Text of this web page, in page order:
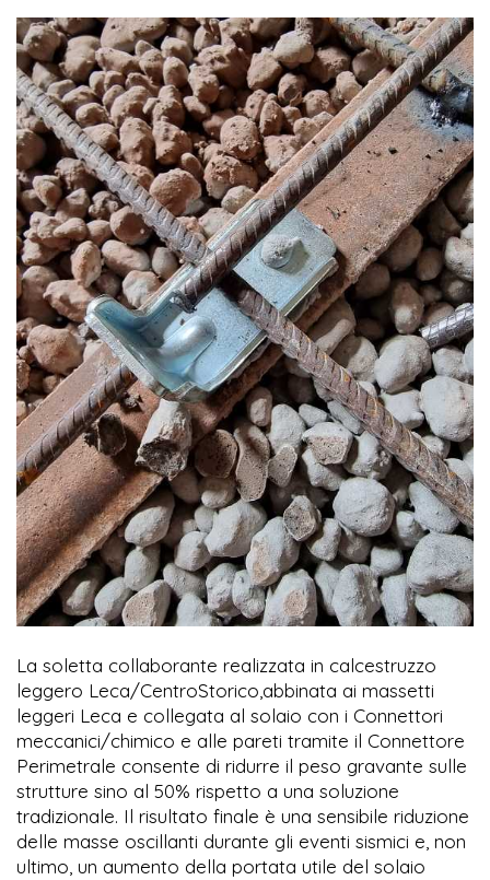
La soletta collaborante realizzata in calcestruzzo
leggero Leca/CentroStorico,abbinata ai massetti
leggeri Leca e collegata al solaio con i Connettori
meccanici/chimico e alle pareti tramite il Connettore
Perimetrale consente di ridurre il peso gravante sulle
strutture sino al 50% rispetto a una soluzione
tradizionale. Il risultato finale è una sensibile riduzione
delle masse oscillanti durante gli eventi sismici e, non
ultimo, un aumento della portata utile del solaio